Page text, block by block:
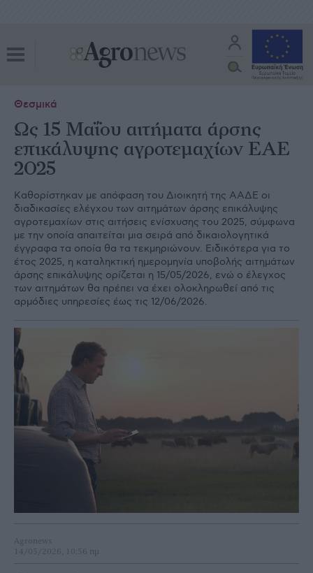
Θεσμικά
Ως 15 Mαΐου αιτήματα άρσης
επικάλυψης αγροτεμαχίων ΕΑΕ
2025
Καθορίστηκαν με απόφαση του Διοικητή της ΑΑΔΕ οι
διαδικασίες ελέγχου των αιτημάτων άρσης επικάλυψης
αγροτεμαχίων στις αιτήσεις ενίσχυσης του 2025, σύμφωνα
με την οποία απαιτείται μια σειρά από δικαιολογητικά
έγγραφα τα οποία θα τα τεκμηριώνουν. Ειδικότερα για το
έτος 2025, η καταληκτική ημερομηνία υποβολής αιτημάτων
άρσης επικάλυψης ορίζεται η 15/05/2026, ενώ ο έλεγχος
των αιτημάτων θα πρέπει να έχει ολοκληρωθεί από τις
αρμόδιες υπηρεσίες έως τις 12/06/2026.
Agronews
14/05/2026, 10:56 πμ